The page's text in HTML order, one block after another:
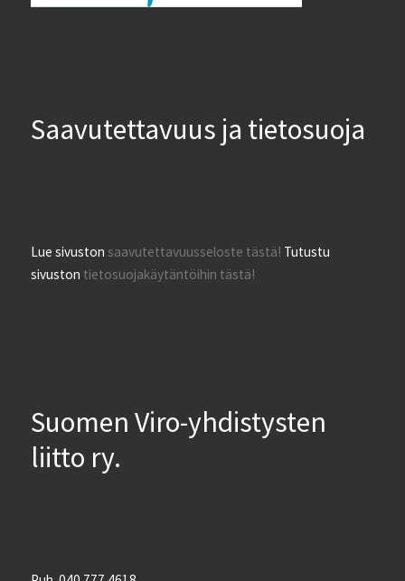
Saavutettavuus ja tietosuoja
Lue sivustonsaavutettavuusseloste tästä! Tutustu
sivuston tietosuojakäytäntöihin tästä!
Suomen Viro-yhdistysten
liitto ry.